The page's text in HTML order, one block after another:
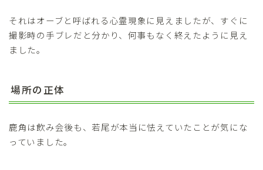
それはオーブと呼ばれる心霊現象に見えましたが、すぐに
撮影時の手ブレだと分かり、何事もなく終えたように見え
ました。
場所の正体
鹿角は飲み会後も、若尾が本当に怯えていたことが気にな
っていました。